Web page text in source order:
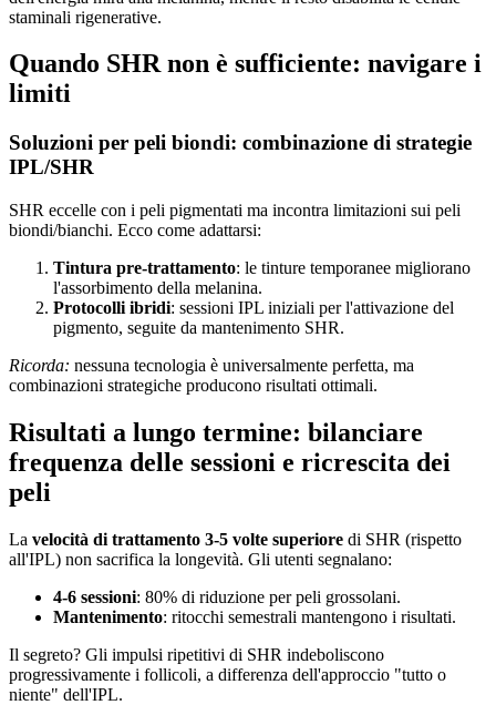
staminali rigenerative.
Quando SHR non è sufficiente: navigare i
limiti
Soluzioni per peli biondi: combinazione di strategie
IPL/SHR
SHR eccelle con i peli pigmentati ma incontra limitazioni sui peli
biondi/bianchi. Ecco come adattarsi:
Tintura pre-trattamento: le tinture temporanee migliorano
l'assorbimento della melanina.
Protocolli ibridi: sessioni IPL iniziali per l'attivazione del
pigmento, seguite da mantenimento SHR.
Ricorda: nessuna tecnologia è universalmente perfetta, ma
combinazioni strategiche producono risultati ottimali.
Risultati a lungo termine: bilanciare
frequenza delle sessioni e ricrescita dei
peli
La velocità di trattamento 3-5 volte superiore di SHR (rispetto
all'IPL) non sacrifica la longevità. Gli utenti segnalano:
4-6 sessioni: 80% di riduzione per peli grossolani.
Mantenimento: ritocchi semestrali mantengono i risultati.
Il segreto? Gli impulsi ripetitivi di SHR indeboliscono
progressivamente i follicoli, a differenza dell'approccio "tutto o
niente" dell'IPL.